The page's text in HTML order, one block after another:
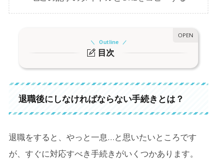
目次
Outline
1-1. 転職先の有無で必要なことが変わります
2. 転職先が決まっている場合の手続き
2-2. 雇用保険（失業給付）
退職後にしなければならない手続きとは？
退職をすると、やっと一息…と思いたいところです
が、すぐに対応すべき手続きがいくつかあります。